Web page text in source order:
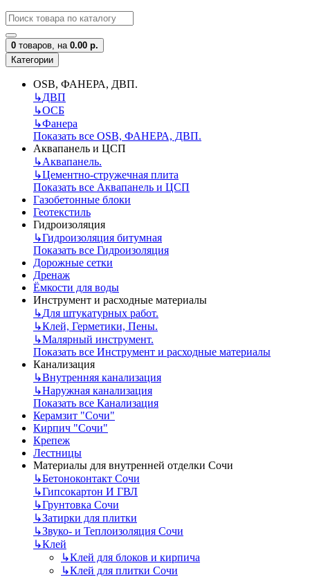
0 товаров, на 0.00 р.
Категории
OSB, ФАНЕРА, ДВП.
↳ДВП
↳ОСБ
↳Фанера
Показать все OSB, ФАНЕРА, ДВП.
Аквапанель и ЦСП
↳Аквапанель.
↳Цементно-стружечная плита
Показать все Аквапанель и ЦСП
Газобетонные блоки
Геотекстиль
Гидроизоляция
↳Гидроизоляция битумная
Показать все Гидроизоляция
Дорожные сетки
Дренаж
Ёмкости для воды
Инструмент и расходные материалы
↳Для штукатурных работ.
↳Клей, Герметики, Пены.
↳Малярный инструмент.
Показать все Инструмент и расходные материалы
Канализация
↳Внутренняя канализация
↳Наружная канализация
Показать все Канализация
Керамзит "Сочи"
Кирпич "Сочи"
Крепеж
Лестницы
Материалы для внутренней отделки Сочи
↳Бетоноконтакт Сочи
↳Гипсокартон И ГВЛ
↳Грунтовка Сочи
↳Затирки для плитки
↳Звуко- и Теплоизоляция Сочи
↳Клей
↳Клей для блоков и кирпича
↳Клей для плитки Сочи